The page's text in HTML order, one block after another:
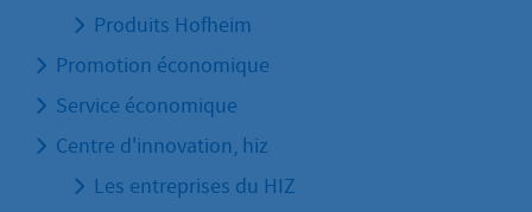
Produits Hofheim
Promotion économique
Service économique
Centre d'innovation, hiz
Les entreprises du HIZ